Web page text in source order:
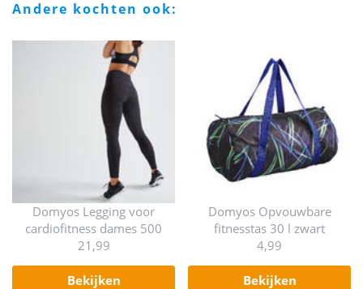
andere kochten ook:
Domyos Legging voor
cardiofitness dames 500
21,99
bekijken
Domyos Opvouwbare
fitnesstas 30 l zwart
4,99
bekijken